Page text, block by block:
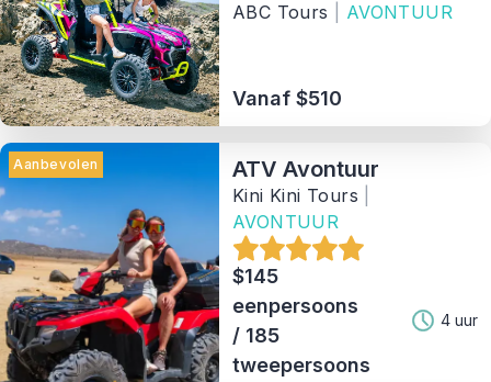
ABC Tours AVONTUUR
Vanaf $510
Aanbevolen ATV Avontuur
Kini Kini Tours
AVONTUUR
$145
eenpersoons
/ 185
tweepersoons
4 uur